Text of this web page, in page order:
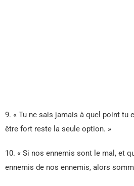
9. « Tu ne sais jamais à quel point tu
être fort reste la seule option. »
10. « Si nos ennemis sont le mal, et
ennemis de nos ennemis, alors